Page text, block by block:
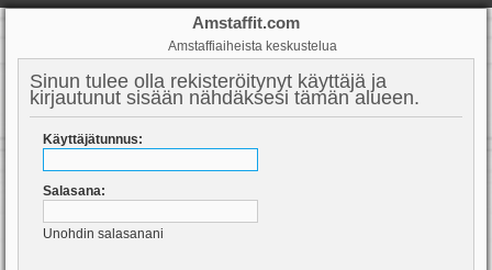
Amstaffit.com
Amstaffiaiheista keskustelua
Sinun tulee olla rekisteröitynyt käyttäjä ja
kirjautunut sisään nähdäksesi tämän alueen.
Käyttäjätunnus:
Salasana:
Unohdin salasanani